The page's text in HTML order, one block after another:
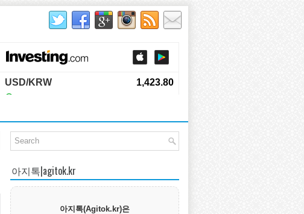
아지톡|agitok.kr
아지톡(Agitok.kr)은